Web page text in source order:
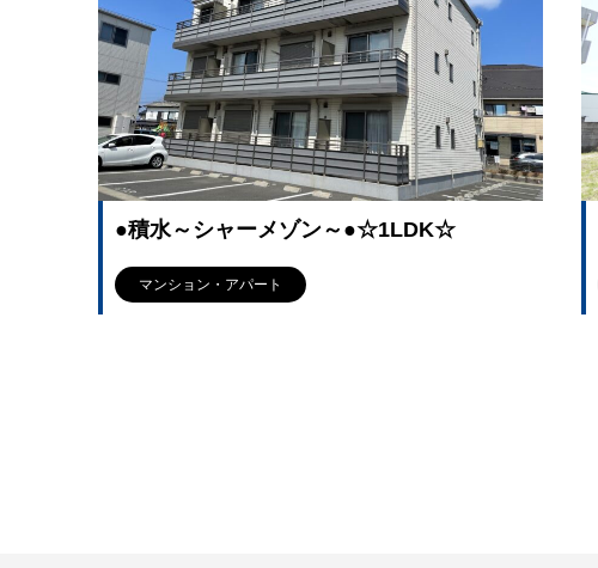
●積水～シャーメゾン～●☆1LDK☆
マンション・アパート